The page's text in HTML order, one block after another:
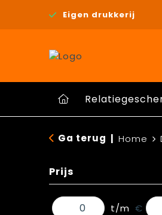
Eigen drukkerij
Ga terug Home
Prijs
t/m €